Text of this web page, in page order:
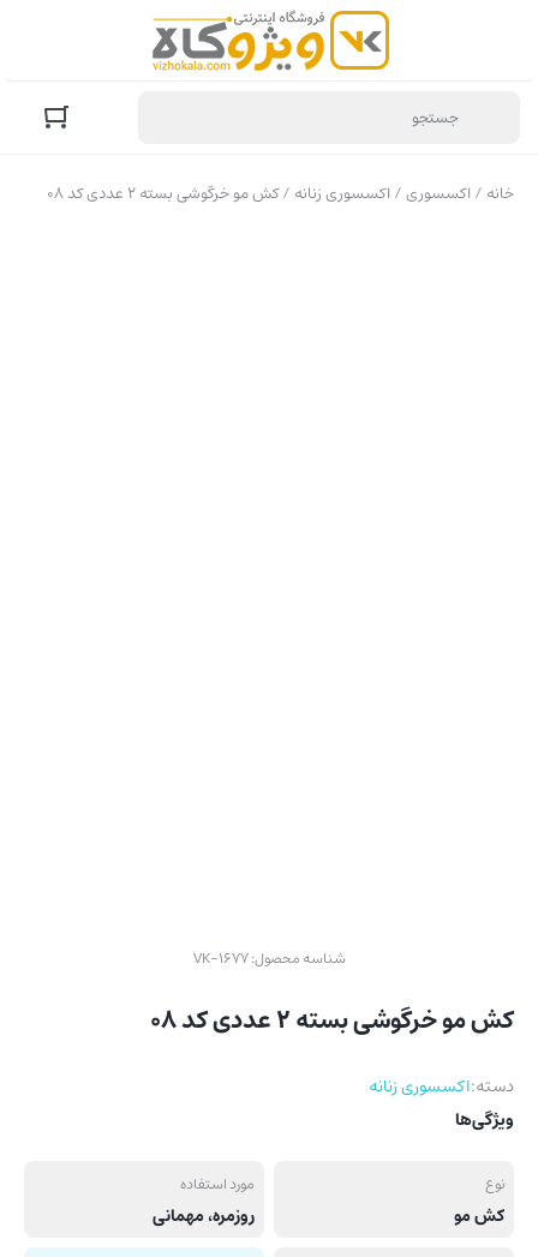
خانه / اکسسوری/ اکسسوری زنانه / کش مو خرگوشی بسته ۲ عددی کد ۰۸
شناسه محصول:VK-1677
کش مو خرگوشی بسته ۲ عددی کد ۰۸
دسته:اکسسوری زنانه
ویژگی‌ها
نوع
کش مو
مورد استفاده
روزمره، مهمانی